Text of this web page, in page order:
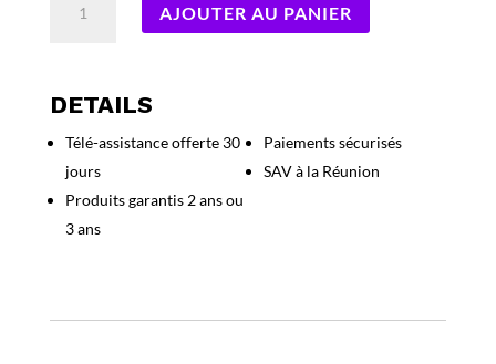
Schneider
NUC
Deck
-
Intel
155H
AJOUTER AU PANIER
DETAILS
Télé-assistance offerte 30
jours
Produits garantis 2 ans ou
3 ans
Paiements sécurisés
SAV à la Réunion